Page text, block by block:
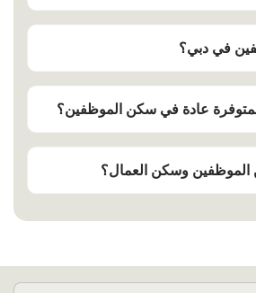
في دبي؟
عادة في سكن الموظفين؟
الموظفين وسكن العمال؟